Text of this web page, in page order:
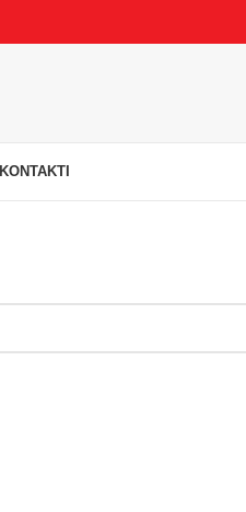
KONTAKTI